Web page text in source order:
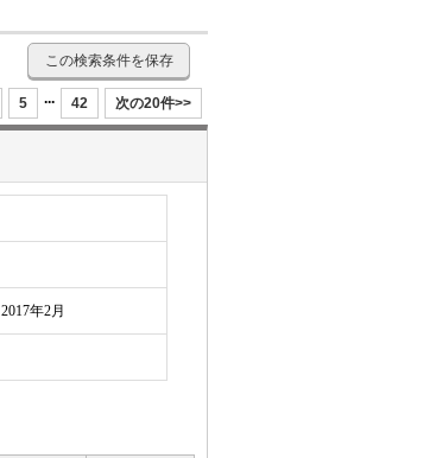
この検索条件を保存
5 ... 42 次の20件>>
2017年2月